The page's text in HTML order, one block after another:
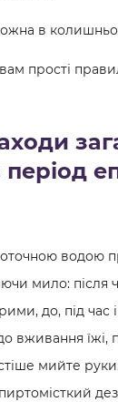
в
прості
водою
мило: після
до, під час і
вживання їжі,
мийте руки.